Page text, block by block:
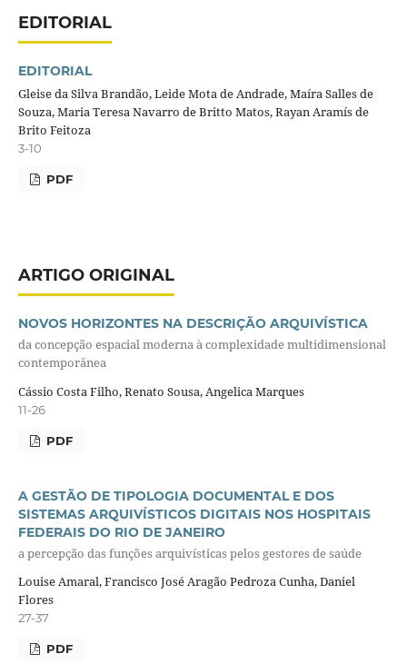
EDITORIAL
EDITORIAL
Gleise da Silva Brandão, Leide Mota de Andrade, Maíra Salles de
Souza, Maria Teresa Navarro de Britto Matos, Rayan Aramís de
Brito Feitoza
3-10
PDF
ARTIGO ORIGINAL
NOVOS HORIZONTES NA DESCRIÇÃO ARQUIVÍSTICA
da concepção espacial moderna à complexidade multidimensional
contemporânea
Cássio Costa Filho, Renato Sousa, Angelica Marques
11-26
PDF
A GESTÃO DE TIPOLOGIA DOCUMENTAL E DOS
SISTEMAS ARQUIVÍSTICOS DIGITAIS NOS HOSPITAIS
FEDERAIS DO RIO DE JANEIRO
a percepção das funções arquivísticas pelos gestores de saúde
Louise Amaral, Francisco José Aragão Pedroza Cunha, Daniel
Flores
27-37
PDF